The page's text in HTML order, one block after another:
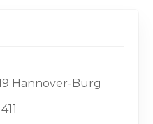
Hannover-Burg